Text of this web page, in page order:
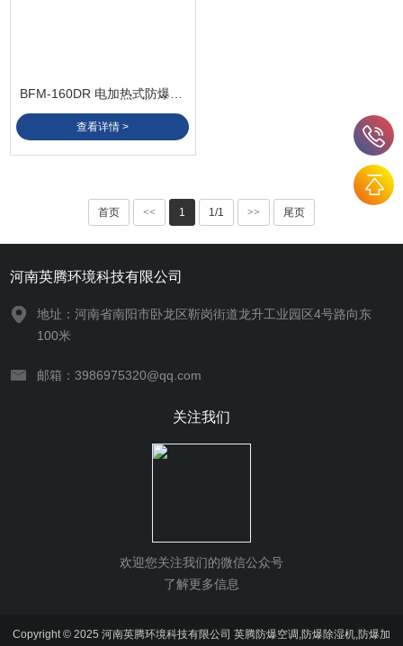
查看详情 >
首页 << 1 1/1 >> 尾页
河南英腾环境科技有限公司
地址：河南省南阳市卧龙区靳岗街道龙升工业园区4号路向东
100米
邮箱：3986975320@qq.com
关注我们
欢迎您关注我们的微信公众号
了解更多信息
Copyright © 2025 河南英腾环境科技有限公司 英腾防爆空调,防爆除湿机,防爆加